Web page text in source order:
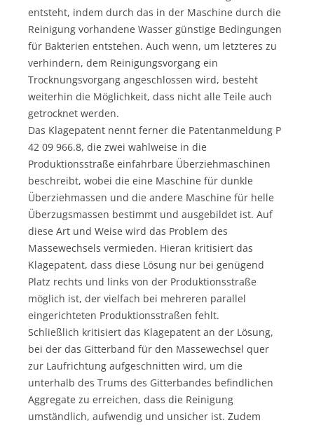
entsteht, indem durch das in der Maschine durch die
Reinigung vorhandene Wasser günstige Bedingungen
für Bakterien entstehen. Auch wenn, um letzteres zu
verhindern, dem Reinigungsvorgang ein
Trocknungsvorgang angeschlossen wird, besteht
weiterhin die Möglichkeit, dass nicht alle Teile auch
getrocknet werden.
Das Klagepatent nennt ferner die Patentanmeldung P
42 09 966.8, die zwei wahlweise in die
Produktionsstraße einfahrbare Überziehmaschinen
beschreibt, wobei die eine Maschine für dunkle
Überziehmassen und die andere Maschine für helle
Überzugsmassen bestimmt und ausgebildet ist. Auf
diese Art und Weise wird das Problem des
Massewechsels vermieden. Hieran kritisiert das
Klagepatent, dass diese Lösung nur bei genügend
Platz rechts und links von der Produktionsstraße
möglich ist, der vielfach bei mehreren parallel
eingerichteten Produktionsstraßen fehlt.
Schließlich kritisiert das Klagepatent an der Lösung,
bei der das Gitterband für den Massewechsel quer
zur Laufrichtung aufgeschnitten wird, um die
unterhalb des Trums des Gitterbandes befindlichen
Aggregate zu erreichen, dass die Reinigung
umständlich, aufwendig und unsicher ist. Zudem